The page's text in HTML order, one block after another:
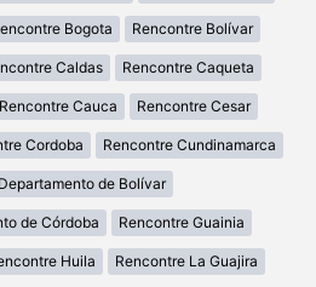
Bogota Rencontre Bolívar
Caldas Rencontre Caqueta
Rencontre Cauca Rencontre Cesar
Cordoba Rencontre Cundinamarca
de Bolívar
de Córdoba Rencontre Guainia
Huila Rencontre La Guajira